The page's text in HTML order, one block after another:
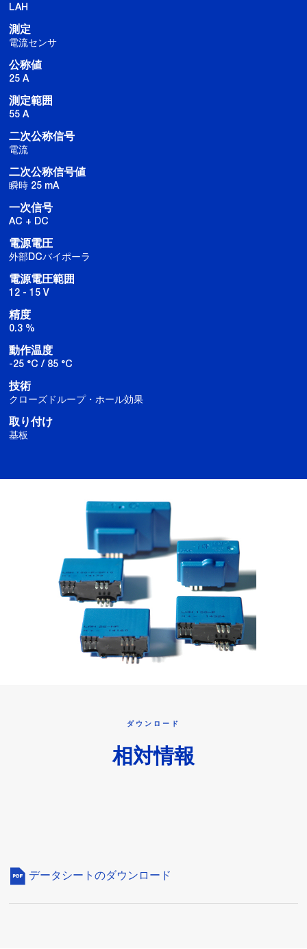
LAH
測定
電流センサ
公称値
25 A
測定範囲
55 A
二次公称信号
電流
二次公称信号値
瞬時 25 mA
一次信号
AC + DC
電源電圧
外部DCバイポーラ
電源電圧範囲
12 - 15 V
精度
0.3 %
動作温度
-25 °C / 85 °C
技術
クローズドループ・ホール効果
取り付け
基板
ダウンロード
相対情報
データシートのダウンロード